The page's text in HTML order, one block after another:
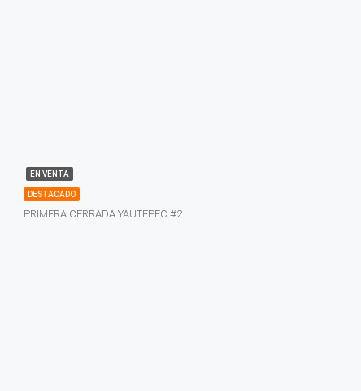
EN VENTA
DESTACADO
PRIMERA CERRADA YAUTEPEC #2